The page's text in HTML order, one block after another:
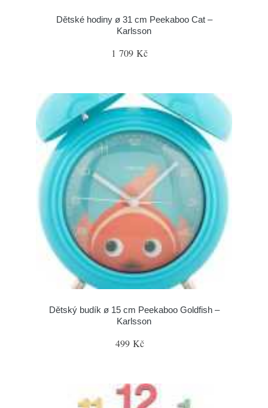
Dětské hodiny ø 31 cm Peekaboo Cat –
Karlsson
1 709 Kč
Dětský budík ø 15 cm Peekaboo Goldfish –
Karlsson
499 Kč